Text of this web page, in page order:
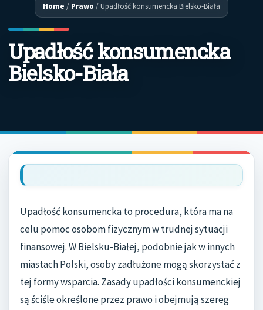
Home / Prawo /Upadłość konsumencka Bielsko-Biała
Upadłość konsumencka
Bielsko-Biała
Upadłość konsumencka to procedura, która ma na
celu pomoc osobom fizycznym w trudnej sytuacji
finansowej. W Bielsku-Białej, podobnie jak w innych
miastach Polski, osoby zadłużone mogą skorzystać z
tej formy wsparcia. Zasady upadłości konsumenckiej
są ściśle określone przez prawo i obejmują szereg